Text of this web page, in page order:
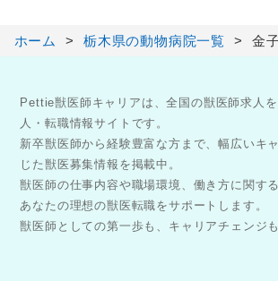
ホーム 栃木県の動物病院一覧 金
Pettie獣医師キャリアは、全国の獣医師求人
人・転職情報サイトです。
新卒獣医師から経験豊富な方まで、幅広いキ
じた獣医募集情報を掲載中。
獣医師の仕事内容や職場環境、働き方に関す
あなたの理想の獣医転職をサポートします。
獣医師としての第一歩も、キャリアチェンジ